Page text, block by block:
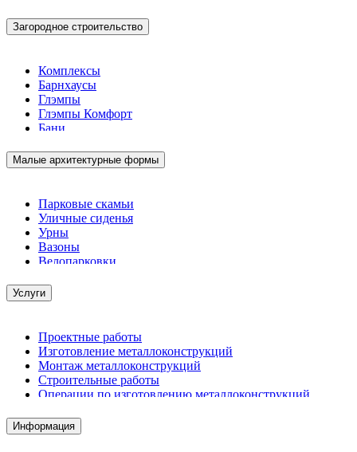
Загородное строительство
Комплексы
Барнхаусы
Глэмпы
Глэмпы Комфорт
Бани
Малые архитектурные формы
Парковые скамьи
Уличные сиденья
Урны
Вазоны
Велопарковки
Услуги
Проектные работы
Изготовление металлоконструкций
Монтаж металлоконструкций
Строительные работы
Операции по изготовлению металлоконструкций
Комплектация металлопроката
Изготовление винтовых свай
Информация